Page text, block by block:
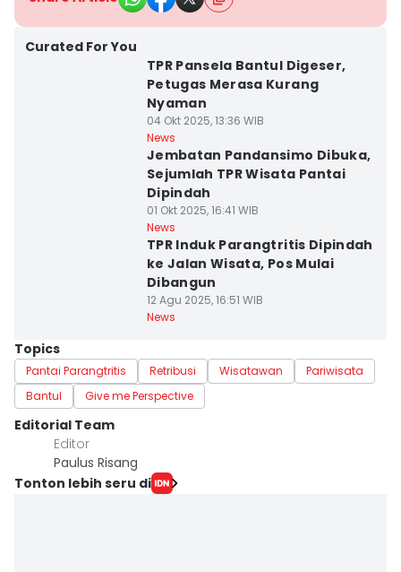
Curated For You
TPR Pansela Bantul Digeser,
Petugas Merasa Kurang
Nyaman
04 Okt 2025, 13:36 WIB
News
Jembatan Pandansimo Dibuka,
Sejumlah TPR Wisata Pantai
Dipindah
01 Okt 2025, 16:41 WIB
News
TPR Induk Parangtritis Dipindah
ke Jalan Wisata, Pos Mulai
Dibangun
12 Agu 2025, 16:51 WIB
News
Topics
Pantai Parangtritis Retribusi Wisatawan
Pariwisata
Bantul
Give me Perspective
Editorial Team
Editor
Paulus Risang
Tonton lebih seru di